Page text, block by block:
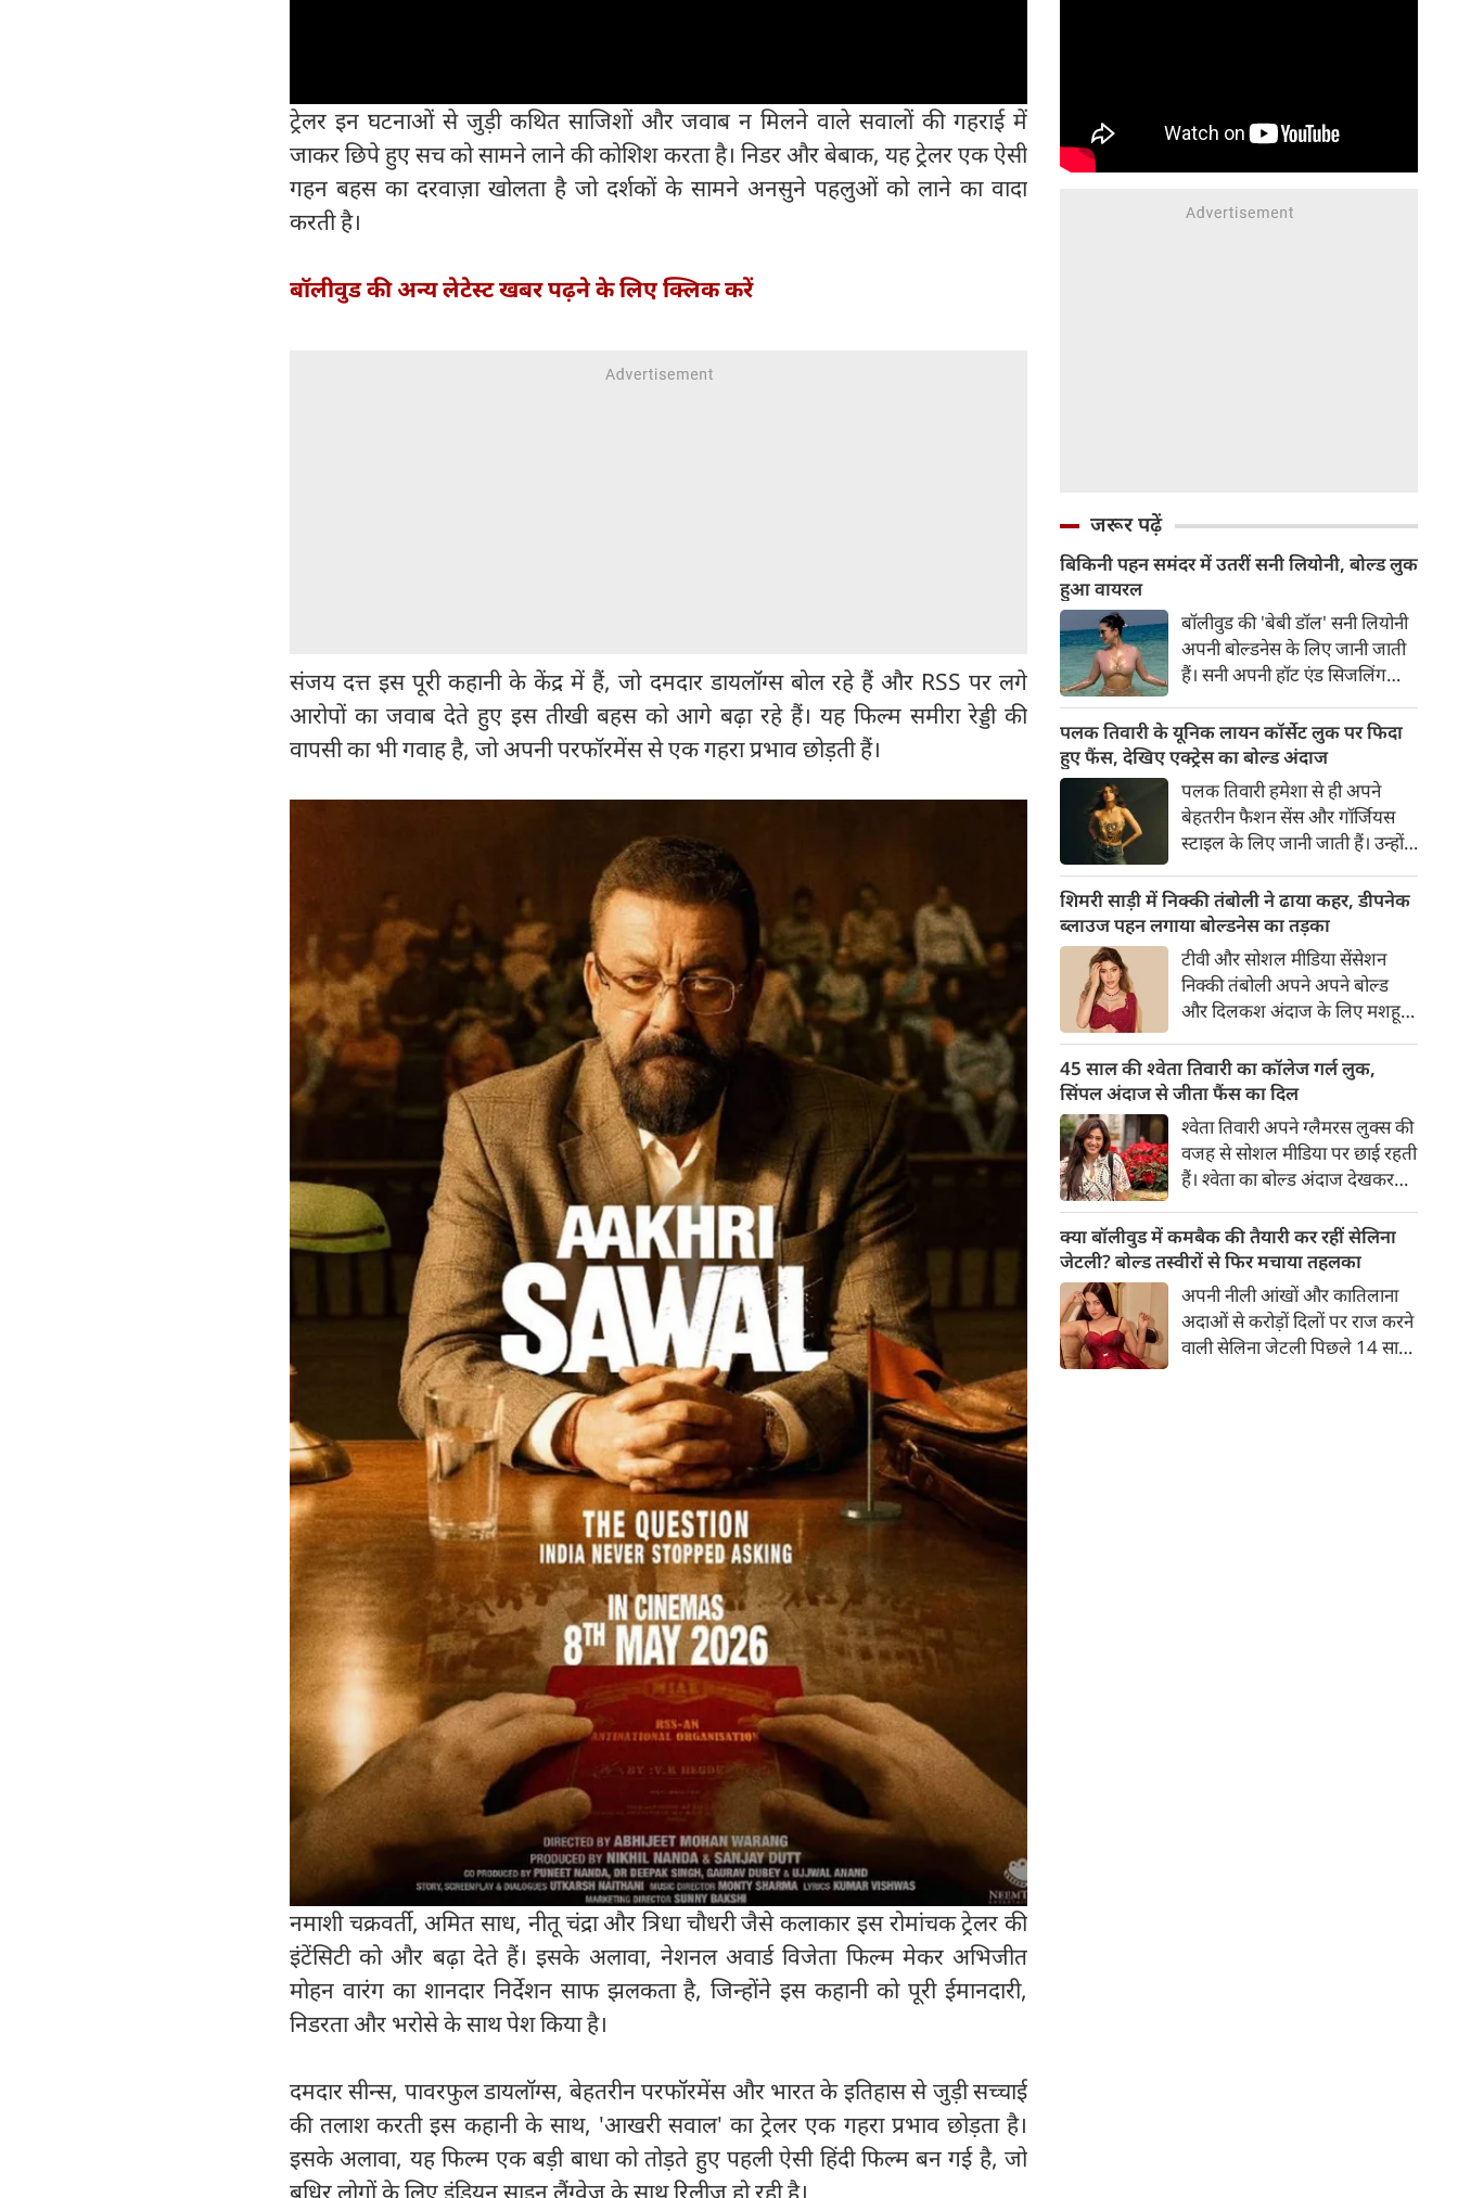
ट्रेलर इन घटनाओं से जुड़ी कथित साजिशों और जवाब न मिलने वाले सवालों की गहराई में
जाकर छिपे हुए सच को सामने लाने की कोशिश करता है। निडर और बेबाक, यह ट्रेलर एक ऐसी
गहन बहस का दरवाज़ा खोलता है जो दर्शकों के सामने अनसुने पहलुओं को लाने का वादा
करती है।
बॉलीवुड की अन्य लेटेस्ट खबर पढ़ने के लिए क्लिक करें
संजय दत्त इस पूरी कहानी के केंद्र में हैं, जो दमदार डायलॉग्स बोल रहे हैं और RSS पर लगे
आरोपों का जवाब देते हुए इस तीखी बहस को आगे बढ़ा रहे हैं। यह फिल्म समीरा रेड्डी की
वापसी का भी गवाह है, जो अपनी परफॉरमेंस से एक गहरा प्रभाव छोड़ती हैं।
नमाशी चक्रवर्ती, अमित साध, नीतू चंद्रा और त्रिधा चौधरी जैसे कलाकार इस रोमांचक ट्रेलर की
इंटेंसिटी को और बढ़ा देते हैं। इसके अलावा, नेशनल अवार्ड विजेता फिल्म मेकर अभिजीत
मोहन वारंग का शानदार निर्देशन साफ झलकता है, जिन्होंने इस कहानी को पूरी ईमानदारी,
निडरता और भरोसे के साथ पेश किया है।
दमदार सीन्स, पावरफुल डायलॉग्स, बेहतरीन परफॉरमेंस और भारत के इतिहास से जुड़ी सच्चाई
की तलाश करती इस कहानी के साथ, 'आखरी सवाल' का ट्रेलर एक गहरा प्रभाव छोड़ता है।
इसके अलावा, यह फिल्म एक बड़ी बाधा को तोड़ते हुए पहली ऐसी हिंदी फिल्म बन गई है, जो
बधिर लोगों के लिए इंडियन साइन लैंग्वेज के साथ रिलीज हो रही है।
जरूर पढ़ें
बिकिनी पहन समंदर में उतरीं सनी लियोनी, बोल्ड लुक
हुआ वायरल
बॉलीवुड की 'बेबी डॉल' सनी लियोनी
अपनी बोल्डनेस के लिए जानी जाती
हैं। सनी अपनी हॉट एंड सिजलिंग
रहती हैं। फैंस सनी लियोनी की तस्वीरों
का बेसब्री से इंतजार करते हैं। इस बार
सनी लियोनी ने मालदीव वेकेशन से
अपनी कुछ बोल्ड तस्वीरें शेयर की है।
पलक तिवारी के यूनिक लायन कॉर्सेट लुक पर फिदा
हुए फैंस, देखिए एक्ट्रेस का बोल्ड अंदाज
पलक तिवारी हमेशा से ही अपने
बेहतरीन फैशन सेंस और गॉर्जियस
स्टाइल के लिए जानी जाती हैं। उन्होंने
फिर फैंस का दिल जीत लिया है।
पलक ने एक बेहद यूनीक और
स्टाइलिश गोल्डन कॉर्सेट टॉप में
अपनी कुछ तस्वीरें शेयर की है।
शिमरी साड़ी में निक्की तंबोली ने ढाया कहर, डीपनेक
ब्लाउज पहन लगाया बोल्डनेस का तड़का
टीवी और सोशल मीडिया सेंसेशन
निक्की तंबोली अपने अपने बोल्ड
और दिलकश अंदाज के लिए मशहूर
इंटरनेट पर तहलका मचाती रहती हैं।
इस बार निक्की ने मरून कलर की
साड़ी में अपनी कुछ सुपर सिजलिंग
तस्वीरें शेयर की है। खूबसूरत शिमरी
साड़ी में निक्की की अदाएं देखने
लायक है।
45 साल की श्वेता तिवारी का कॉलेज गर्ल लुक,
सिंपल अंदाज से जीता फैंस का दिल
श्वेता तिवारी अपने ग्लैमरस लुक्स की
वजह से सोशल मीडिया पर छाई रहती
हैं। श्वेता का बोल्ड अंदाज देखकर
बच्चों की मां हैं। 45 साल की श्वेता
तिवारी की तस्वीरों पर फैंस जमकर
प्यार लुटाते हैं। इस बार श्वेता तिवारी
ने वेकेशन से अपनी कुछ तस्वीरें शेयर
की है।
क्या बॉलीवुड में कमबैक की तैयारी कर रहीं सेलिना
जेटली? बोल्ड तस्वीरों से फिर मचाया तहलका
अपनी नीली आंखों और कातिलाना
अदाओं से करोड़ों दिलों पर राज करने
वाली सेलिना जेटली पिछले 14 साल